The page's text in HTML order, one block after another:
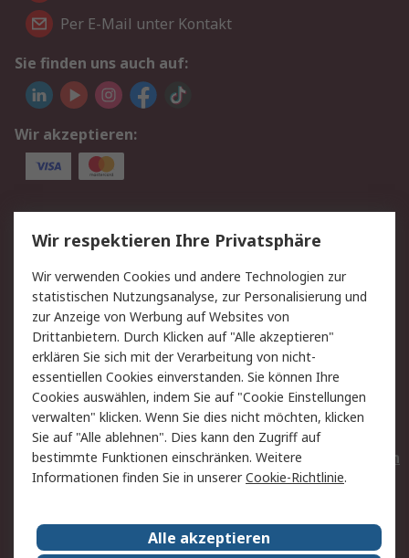
Per E-Mail unter Kontakt
Sie finden uns auch auf:
Wir akzeptieren:
Service
Value Added Services
Lieferlösungen
Rücksendungen
Kontakt
Hilfe
Privatkunden
Rechtliches
AGB
Datenschutz
Cookie-Richtlinie
Zahlungsbedingungen
Copyright/Impressum
Entsorgung
Elektrogeräte/Batterien
RS weltweit
Wir respektieren Ihre Privatsphäre
Wir verwenden Cookies und andere Technologien zur
statistischen Nutzungsanalyse, zur Personalisierung und
zur Anzeige von Werbung auf Websites von
Drittanbietern. Durch Klicken auf "Alle akzeptieren"
erklären Sie sich mit der Verarbeitung von nicht-
essentiellen Cookies einverstanden. Sie können Ihre
Cookies auswählen, indem Sie auf "Cookie Einstellungen
verwalten" klicken. Wenn Sie dies nicht möchten, klicken
Sie auf "Alle ablehnen". Dies kann den Zugriff auf
bestimmte Funktionen einschränken. Weitere
Informationen finden Sie in unsererCookie-Richtlinie.
Alle akzeptieren